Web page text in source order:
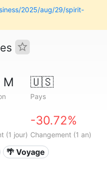
2025/aug/29/spirit-
M 🇺🇸
Pays
(1 jour)
-30.72%
Changement (1 an)
🌴 Voyage